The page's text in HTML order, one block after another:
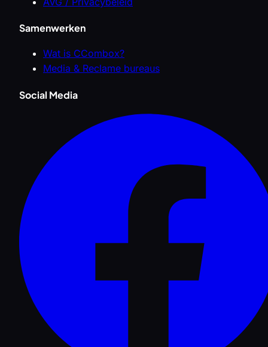
Samenwerken
Wat is CCombox?
Media & Reclame bureaus
Social Media